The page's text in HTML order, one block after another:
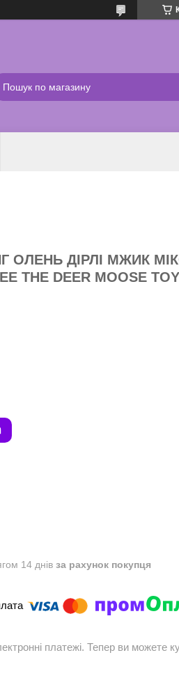
ОЛЕНЬ ДІРЛІ МЖИК
THE DEER MOOSE
14 днів за рахунок покупця
платежі. Тепер ви можете